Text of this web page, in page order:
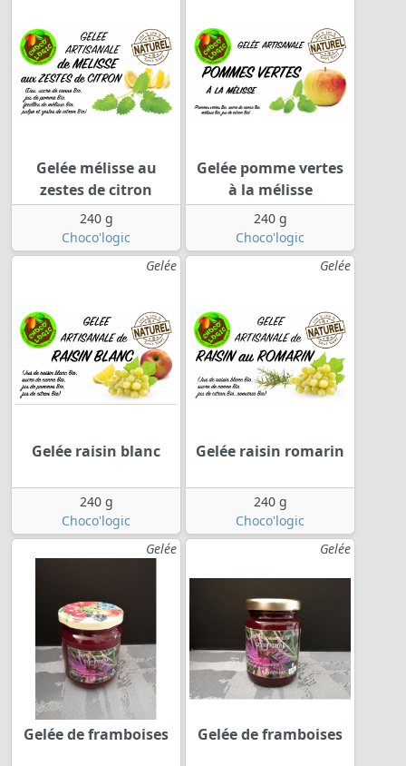
Gelée mélisse au
zestes de citron
240 g
Choco'logic
Gelée pomme vertes
à la mélisse
240 g
Choco'logic
Gelée
Gelée raisin blanc
240 g
Choco'logic
Gelée
Gelée raisin romarin
240 g
Choco'logic
Gelée
Gelée de framboises
Gelée
Gelée de framboises